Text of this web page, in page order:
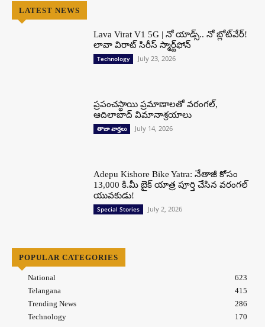
LATEST NEWS
Lava Virat V1 5G | నో యాడ్స్.. నో బ్లోట్‌వేర్!
లావా విరాట్ సిరీస్ స్మార్ట్‌ఫోన్​
Technology July 23, 2026
ప్రపంచస్థాయి ప్రమాణాలతో వరంగల్,
ఆదిలాబాద్ విమానాశ్రయాలు
తాజా వార్తలు July 14, 2026
Adepu Kishore Bike Yatra: నేతాజీ కోసం
13,000 కి.మీ బైక్ యాత్ర పూర్తి చేసిన వరంగల్
యువకుడు!
Special Stories July 2, 2026
POPULAR CATEGORIES
National
623
Telangana
415
Trending News
286
Technology
170